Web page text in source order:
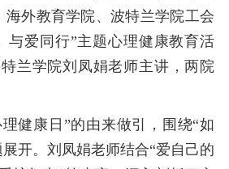
海外教育学院、波特兰学院工会
与爱同行”主题心理健康教育活
兰学院刘凤娟老师主讲，两院
理健康日”的由来做引，围绕“如
开。刘凤娟老师结合“爱自己的